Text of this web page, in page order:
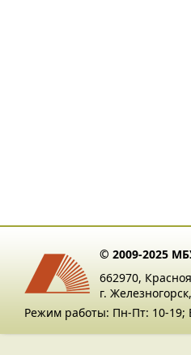
© 2009-2025
662970,
г.
Режим работы: Пн-Пт: 10-19;